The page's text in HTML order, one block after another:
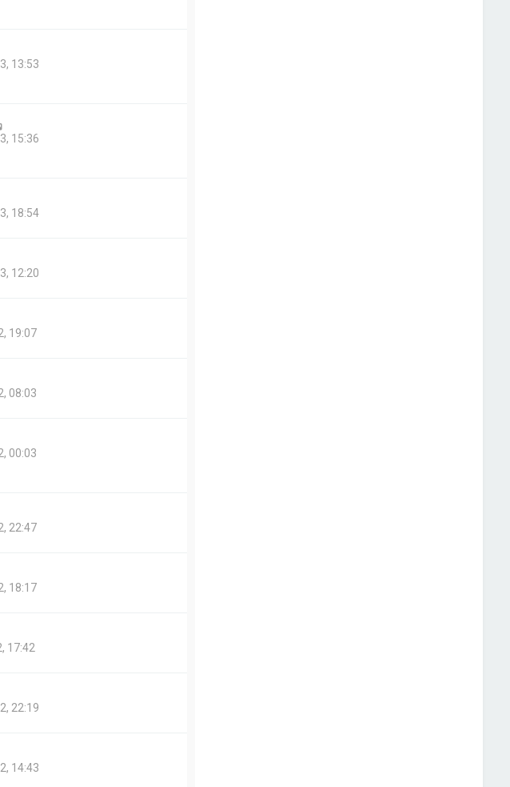
13:53
15:36
18:54
12:20
19:07
08:03
00:03
22:47
18:17
17:42
22:19
14:43